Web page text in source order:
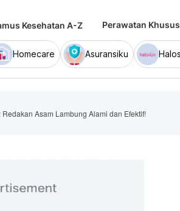
Kesehatan A-Z Perawatan Khusus
Homecare Asuransiku
Redakan Asam Lambung Alami dan Efektif!